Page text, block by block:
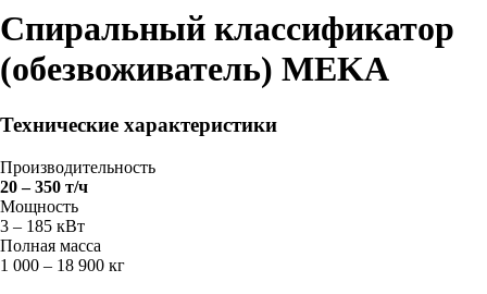
Спиральный классификатор
(обезвоживатель) MEKA
Технические характеристики
Производительность
20 – 350 т/ч
Мощность
3 – 185 кВт
Полная масса
1 000 – 18 900 кг